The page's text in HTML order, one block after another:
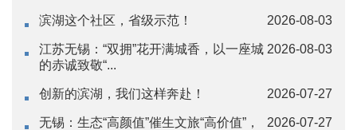
2026-08-03
滨湖这个社区，省级示范！
2026-08-03
江苏无锡：“双拥”花开满城香，以一座城
的赤诚致敬“...
2026-07-27
创新的滨湖，我们这样奔赴！
2026-07-27
无锡：生态“高颜值”催生文旅“高价值”，